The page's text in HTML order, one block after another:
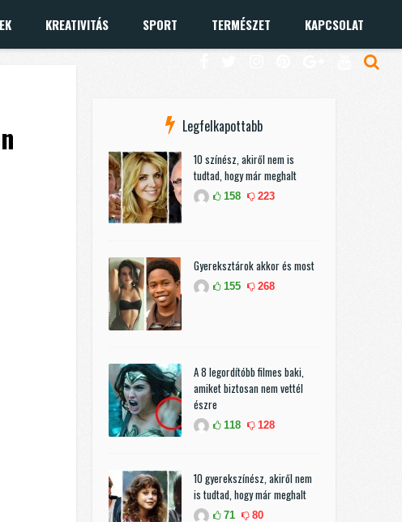
KREATIVITÁS SPORT TERMÉSZET KAPCSOLAT
Legfelkapottabb
10 színész, akiről nem is
tudtad, hogy már meghalt
158 223
Gyereksztárok akkor és most
155 268
A 8 legordítóbb filmes baki,
amiket biztosan nem vettél
észre
118 128
10 gyerekszínész, akiről nem
is tudtad, hogy már meghalt
71 80